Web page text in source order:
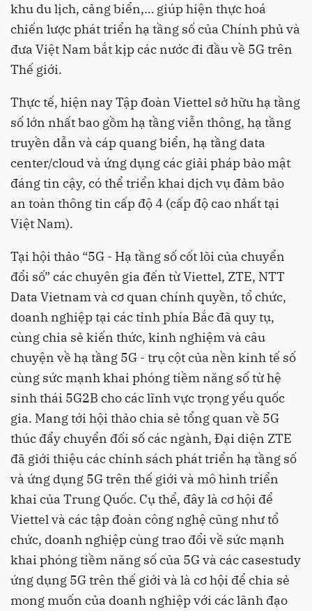
khu du lịch, cảng biển,… giúp hiện thực hoá
chiến lược phát triển hạ tầng số của Chính phủ và
đưa Việt Nam bắt kịp các nước đi đầu về 5G trên
Thế giới.
Thực tế, hiện nay Tập đoàn Viettel sở hữu hạ tầng
số lớn nhất bao gồm hạ tầng viễn thông, hạ tầng
truyền dẫn và cáp quang biển, hạ tầng data
center/cloud và ứng dụng các giải pháp bảo mật
đáng tin cậy, có thể triển khai dịch vụ đảm bảo
an toàn thông tin cấp độ 4 (cấp độ cao nhất tại
Việt Nam).
Tại hội thảo “5G - Hạ tầng số cốt lõi của chuyển
đổi số” các chuyên gia đến từ Viettel, ZTE, NTT
Data Vietnam và cơ quan chính quyền, tổ chức,
doanh nghiệp tại các tỉnh phía Bắc đã quy tụ,
cùng chia sẻ kiến thức, kinh nghiệm và câu
chuyện về hạ tầng 5G - trụ cột của nền kinh tế số
cùng sức mạnh khai phóng tiềm năng số từ hệ
sinh thái 5G2B cho các lĩnh vực trọng yếu quốc
gia. Mang tới hội thảo chia sẻ tổng quan về 5G
thúc đẩy chuyển đối số các ngành, Đại diện ZTE
đã giới thiệu các chính sách phát triển hạ tầng số
và ứng dụng 5G trên thế giới và mô hình triển
khai của Trung Quốc. Cụ thể, đây là cơ hội để
Viettel và các tập đoàn công nghệ cũng như tổ
chức, doanh nghiệp cùng trao đổi về sức mạnh
khai phóng tiềm năng số của 5G và các casestudy
ứng dụng 5G trên thế giới và là cơ hội để chia sẻ
mong muốn của doanh nghiệp với các lãnh đạo